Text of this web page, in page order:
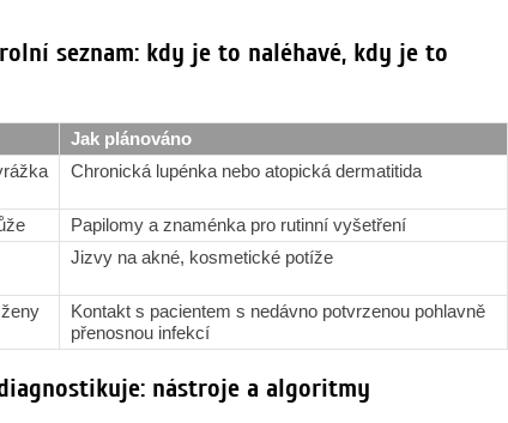
seznam: kdy je to naléhavé, kdy je to
Jak plánováno
Chronická lupénka nebo atopická dermatitida
Papilomy a znaménka pro rutinní vyšetření
Jizvy na akné, kosmetické potíže
Kontakt s pacientem s nedávno potvrzenou pohlavně
přenosnou infekcí
nástroje a algoritmy